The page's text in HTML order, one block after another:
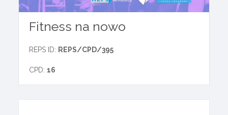
Fitness na nowo
REPS ID: REPS/CPD/395
CPD:16